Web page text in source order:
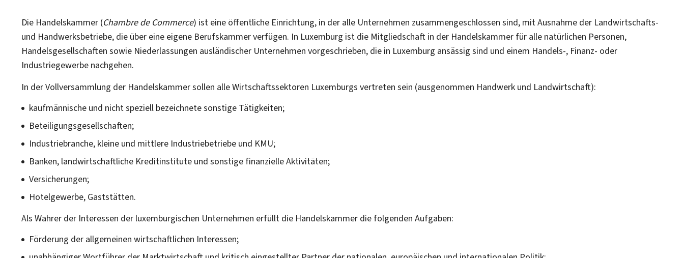
Die Handelskammer (Chambre de Commerce) ist eine öffentliche Einrichtung, in der alle Unternehmen zusammengeschlossen sind, mit Ausnahme der Landwirtschafts-
und Handwerksbetriebe, die über eine eigene Berufskammer verfügen. In Luxemburg ist die Mitgliedschaft in der Handelskammer für alle natürlichen Personen,
Handelsgesellschaften sowie Niederlassungen ausländischer Unternehmen vorgeschrieben, die in Luxemburg ansässig sind und einem Handels-, Finanz- oder
Industriegewerbe nachgehen.
In der Vollversammlung der Handelskammer sollen alle Wirtschaftssektoren Luxemburgs vertreten sein (ausgenommen Handwerk und Landwirtschaft):
kaufmännische und nicht speziell bezeichnete sonstige Tätigkeiten;
Beteiligungsgesellschaften;
Industriebranche, kleine und mittlere Industriebetriebe und KMU;
Banken, landwirtschaftliche Kreditinstitute und sonstige finanzielle Aktivitäten;
Versicherungen;
Hotelgewerbe, Gaststätten.
Als Wahrer der Interessen der luxemburgischen Unternehmen erfüllt die Handelskammer die folgenden Aufgaben:
Förderung der allgemeinen wirtschaftlichen Interessen;